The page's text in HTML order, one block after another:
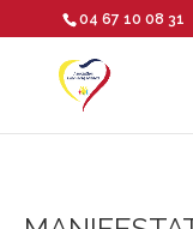
Ouvrir la barre d’outils
04 67 10 08 31